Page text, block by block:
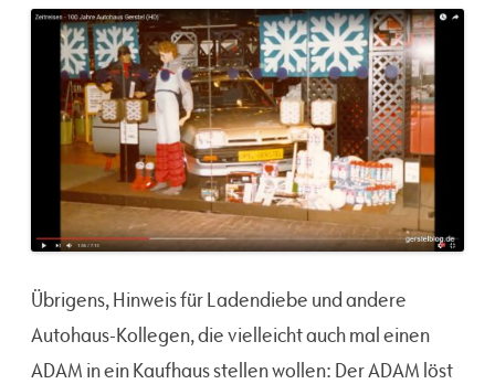
Übrigens, Hinweis für Ladendiebe und andere
Autohaus-Kollegen, die vielleicht auch mal einen
ADAM in ein Kaufhaus stellen wollen: Der ADAM löst